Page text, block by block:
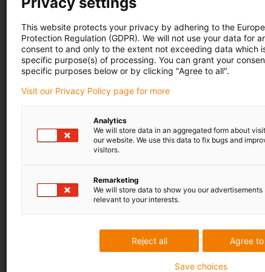
This website protects your privacy by adhering to the
Protection Regulation (GDPR). We will not use your data for
consent to and only to the extent not exceeding data which
specific purpose(s) of processing. You can grant your
specific purposes below or by clicking "Agree to all".
Visit our Privacy Policy page for more
Analytics
We will store data in an aggregated form about
our website. We use this data to fix bugs and
visitors.
Remarketing
We will store data to show you our
relevant to your interests.
Agree
Reject all
Save choices